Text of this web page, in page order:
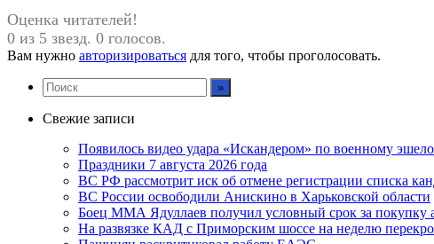
Оценка читателей!
0 из 5 звезд. 0 голосов.
Вам нужно авторизироваться для того, чтобы проголосовать.
Свежие записи
Появилось видео удара «Искандером» по военному
Праздники 7 августа 2026 года
ВС РФ рассмотрит иск об отмене регистрации списка
ВС России освободили Анискино в Харьковской области
Боец ММА Ядуллаев получил условный срок за покупку
На развязке КАД с Приморским шоссе на неделю